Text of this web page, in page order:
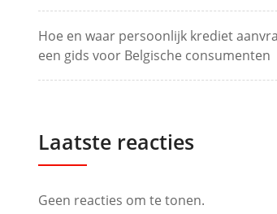
Hoe en waar persoonlijk krediet
een gids voor Belgische consumenten
Laatste reacties
Geen reacties om te tonen.